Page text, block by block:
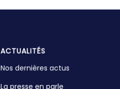
ACTUALITÉS
Nos dernières actus
La presse en parle